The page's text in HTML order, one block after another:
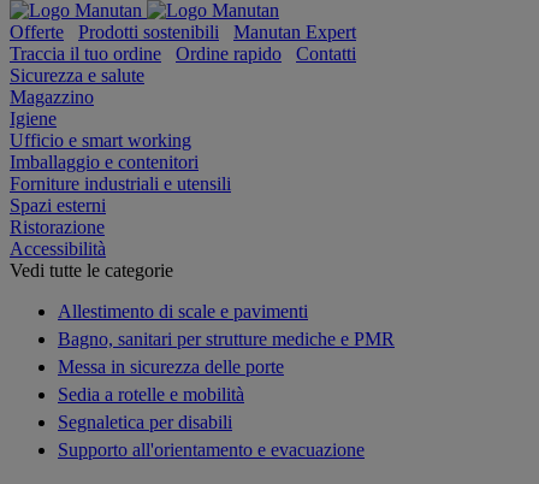
Offerte Prodotti sostenibili
Manutan Expert
Traccia il tuo ordine
Ordine rapido
Contatti
Sicurezza e salute
Magazzino
Igiene
Ufficio e smart working
Imballaggio e contenitori
Forniture industriali e utensili
Spazi esterni
Ristorazione
Accessibilità
Vedi tutte le categorie
Allestimento di scale e pavimenti
Bagno, sanitari per strutture mediche e PMR
Messa in sicurezza delle porte
Sedia a rotelle e mobilità
Segnaletica per disabili
Supporto all'orientamento e evacuazione